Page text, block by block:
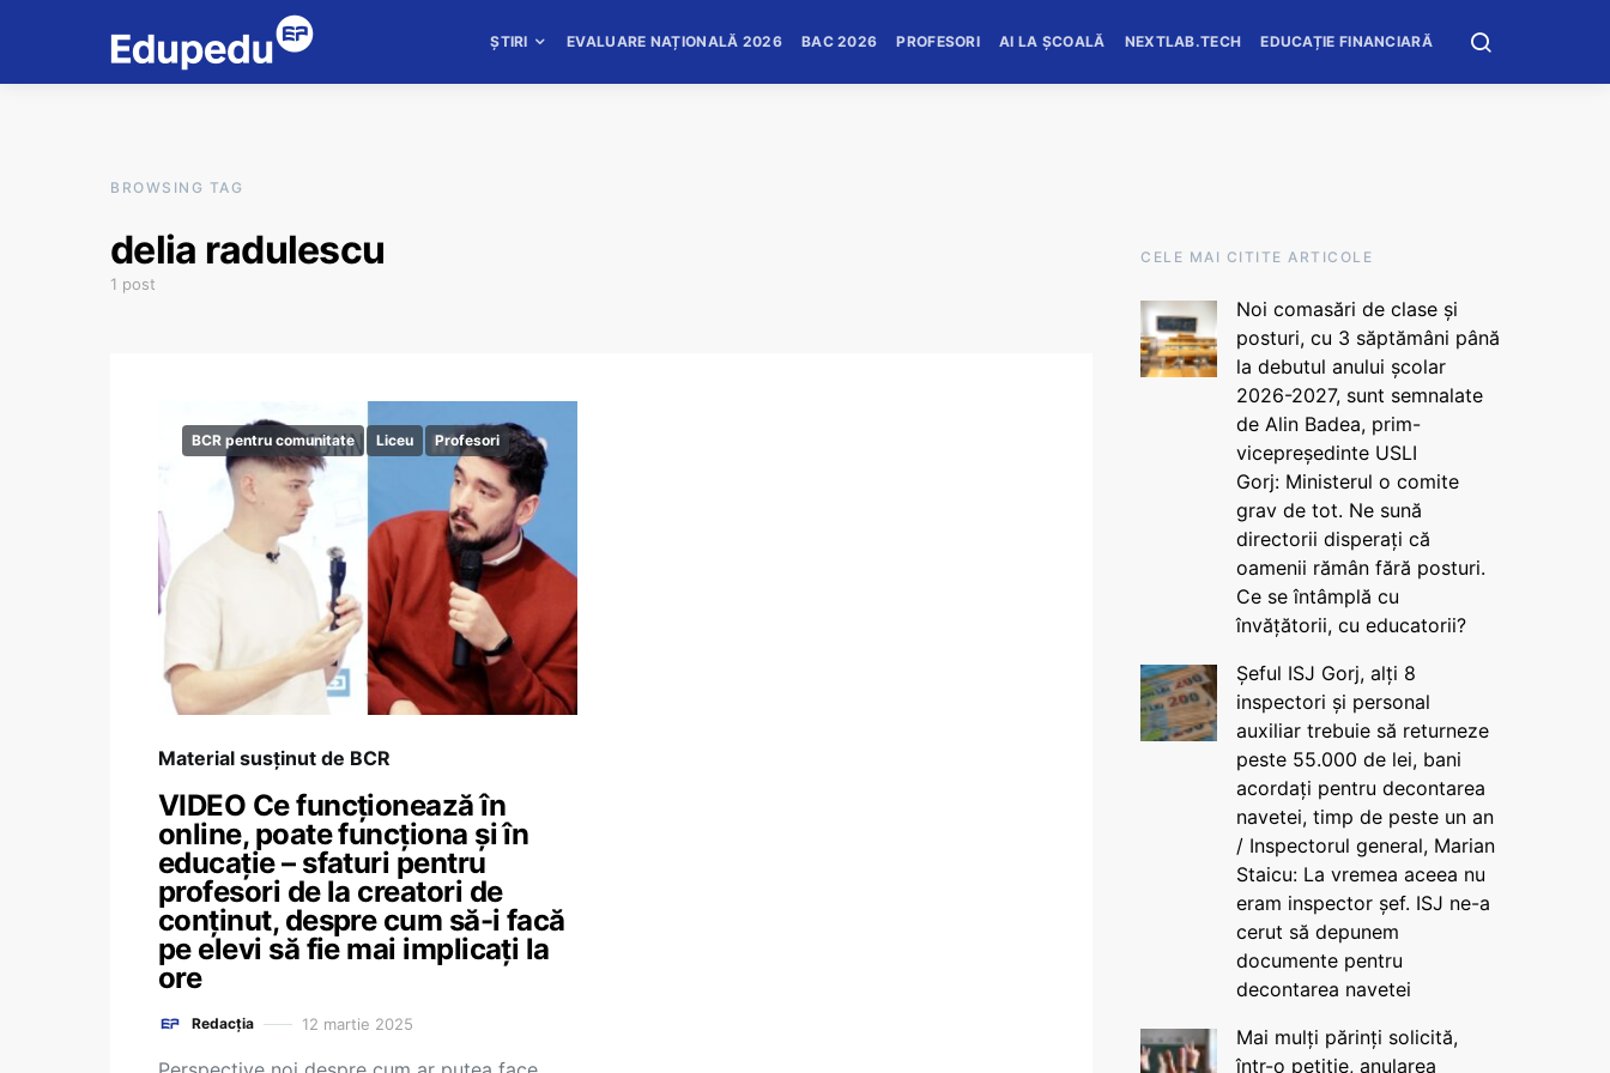
ȘTIRI EVALUARE NAȚIONALĂ 2026 BAC 2026 PROFESORI AI LA ȘCOALĂ NEXTLAB.TECH EDUCAȚIE FINANCIARĂ
BROWSING TAG
delia radulescu
1 post
BCR pentru comunitate Liceu Profesori
Material susținut de BCR
VIDEO Ce funcționează în
online, poate funcționa și în
educație – sfaturi pentru
profesori de la creatori de
conținut, despre cum să-i facă
pe elevi să fie mai implicați la
ore
Redacția 12 martie 2025
CELE MAI CITITE ARTICOLE
Noi comasări de clase și
posturi, cu 3 săptămâni până
la debutul anului școlar
2026-2027, sunt semnalate
de Alin Badea, prim-
vicepreședinte USLI
Gorj: Ministerul o comite
grav de tot. Ne sună
directorii disperați că
oamenii rămân fără posturi.
Ce se întâmplă cu
învățătorii, cu educatorii?
Șeful ISJ Gorj, alți 8
inspectori și personal
auxiliar trebuie să returneze
peste 55.000 de lei, bani
acordați pentru decontarea
navetei, timp de peste un an
/ Inspectorul general, Marian
Staicu: La vremea aceea nu
eram inspector șef. ISJ ne-a
cerut să depunem
documente pentru
decontarea navetei
Mai mulți părinți solicită,
într-o petiție, anularea